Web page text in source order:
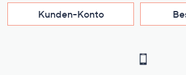
Kunden-Konto